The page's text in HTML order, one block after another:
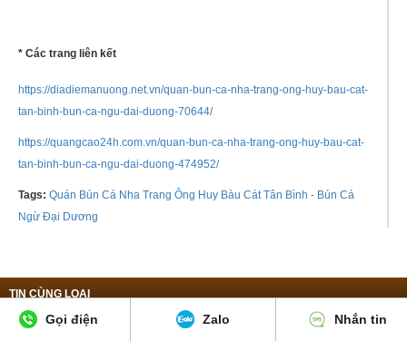
* Các trang liên kết
https://diadiemanuong.net.vn/quan-bun-ca-nha-trang-ong-huy-bau-cat-
tan-binh-bun-ca-ngu-dai-duong-70644/
https://quangcao24h.com.vn/quan-bun-ca-nha-trang-ong-huy-bau-cat-
tan-binh-bun-ca-ngu-dai-duong-474952/
Tags: Quán Bún Cá Nha Trang Ông Huy Bàu Cát Tân Bình - Bún Cá
Ngừ Đại Dương
TIN CÙNG LOẠI
Quán Lẩu Dê Quận Tân Bình Gần Phở Thìn 13 Lò Đúc - Hương Vị Hà
Gọi điện Zalo Nhắn tin